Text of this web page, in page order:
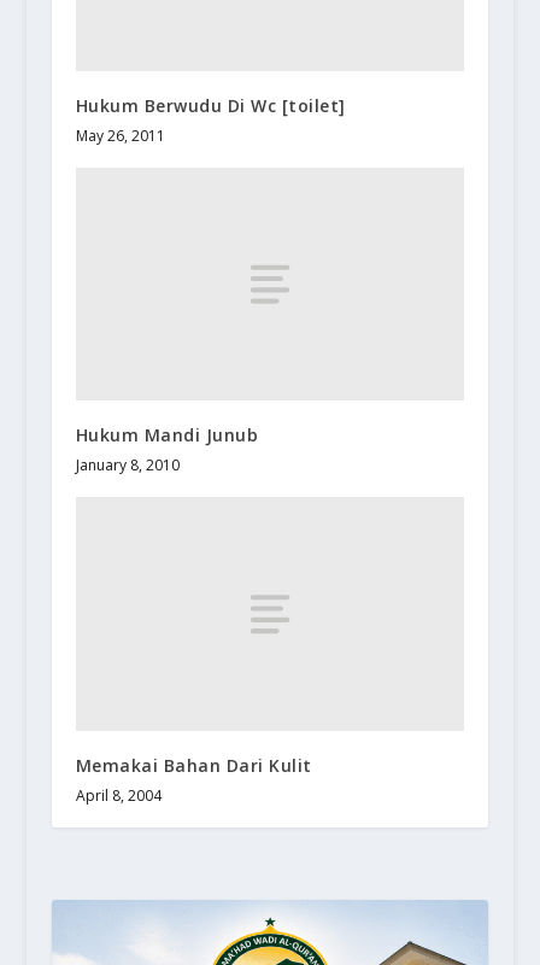
Hukum Berwudu Di Wc [toilet]
May 26, 2011
Hukum Mandi Junub
January 8, 2010
Memakai Bahan Dari Kulit
April 8, 2004